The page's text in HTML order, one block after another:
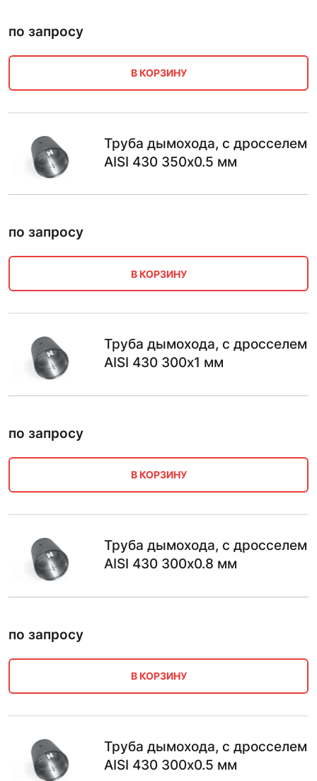
по запросу
В КОРЗИНУ
Труба дымохода, с дросселем
AISI 430 350х0.5 мм
по запросу
В КОРЗИНУ
Труба дымохода, с дросселем
AISI 430 300х1 мм
по запросу
В КОРЗИНУ
Труба дымохода, с дросселем
AISI 430 300х0.8 мм
по запросу
В КОРЗИНУ
Труба дымохода, с дросселем
AISI 430 300х0.5 мм